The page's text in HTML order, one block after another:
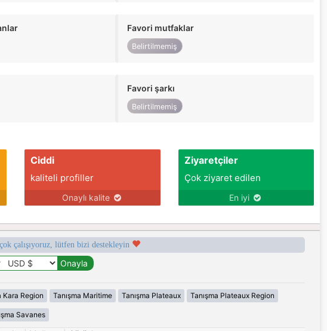
Favori mutfaklar
Belirtilmemiş
Favori şarkı
Belirtilmemiş
Ciddi
kaliteli profiller
Onaylı kalite
Ziyaretçiler
Çok ziyaret edilen
En iyi
çalışıyoruz, lütfen bizi destekleyin
Kara Region Tanışma Maritime Tanışma Plateaux Tanışma Plateaux Region
Savanes